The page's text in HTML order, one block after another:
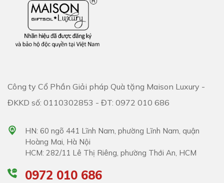
Công ty Cổ Phần Giải pháp Quà tặng Maison Luxury -
ĐKKD số: 0110302853 - ĐT: 0972 010 686
HN: 60 ngõ 441 Lĩnh Nam, phường Lĩnh Nam, quận
Hoàng Mai, Hà Nội
HCM: 282/11 Lê Thị Riêng, phường Thới An, HCM
0972 010 686